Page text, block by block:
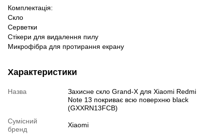
Комплектація:
Скло
Серветки
Стікери для видалення пилу
Микрофібра для протирання екрану
Характеристики
Назва
Захисне скло Grand-X для Xiaomi Redmi
Note 13 покриває всю поверхню black
(GXXRN13FCB)
Сумісний
бренд
Xiaomi